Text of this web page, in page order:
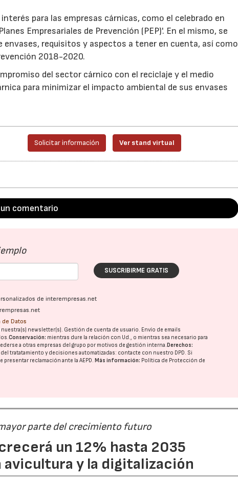
para las empresas cárnicas, como el celebrado en
Empresariales de Prevención (PEP)'. En el mismo, se
envases, requisitos y aspectos a tener en cuenta, así como
2018-2020.
del sector cárnico con el reciclaje y el medio
para minimizar el impacto ambiental de sus envases
Solicitar información Ver stand virtual
un comentario
SUSCRIBIRME GRATIS
de interempresas.net
de Datos
newsletter(s). Gestión de cuenta de usuario. Envío de emails
Conservación: mientras dure la relación con Ud., o mientras sea necesario para
a otras empresas del grupo por motivos de gestión interna. Derechos:
tratatamiento y decisiones automatizadas: contacte con nuestro DPD. Si
presentar reclamación ante laAEPD. Más información: Política de Protección de
parte del crecimiento futuro
un 12% hasta 2035
avicultura y la digitalización